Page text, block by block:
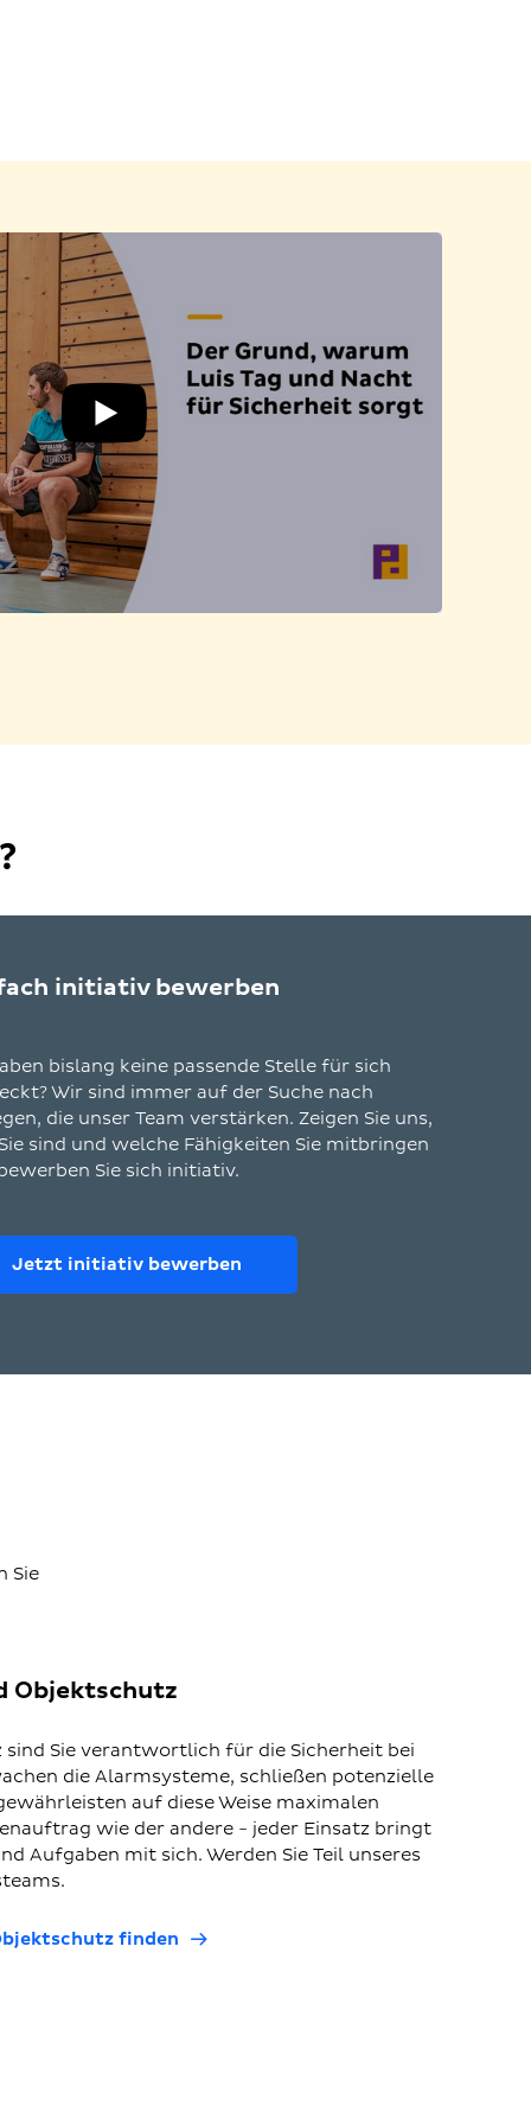
Video
initiativ bewerben
bislang keine passende Stelle für sich
Wir sind immer auf der Suche nach
die unser Team verstärken. Zeigen Sie uns,
sind und welche Fähigkeiten Sie mitbringen
Sie sich initiativ.
Jetzt initiativ bewerben
Sie
Objektschutz
sind Sie verantwortlich für die Sicherheit bei
die Alarmsysteme, schließen potenzielle
auf diese Weise maximalen
wie der andere - jeder Einsatz bringt
Aufgaben mit sich. Werden Sie Teil unseres
finden